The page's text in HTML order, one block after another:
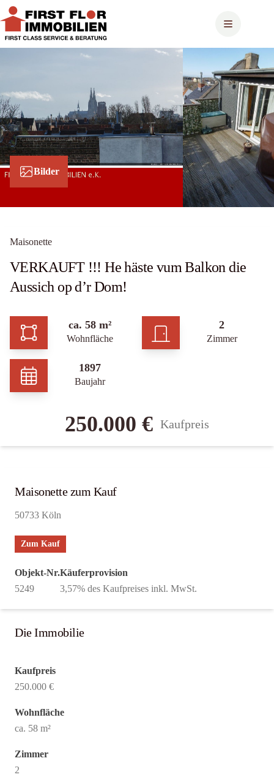
Zum
Inhalt
springen
Bilder
Maisonette
VERKAUFT !!! He häste vum Balkon die
Aussich op d’r Dom!
ca. 58 m²
Wohnfläche
2
Zimmer
1897
Baujahr
250.000 € Kaufpreis
Maisonette zum Kauf
50733 Köln
Zum Kauf
Objekt-Nr.
5249
Käuferprovision
3,57% des Kaufpreises inkl. MwSt.
Die Immobilie
Kaufpreis
250.000 €
Wohnfläche
ca. 58 m²
Zimmer
2